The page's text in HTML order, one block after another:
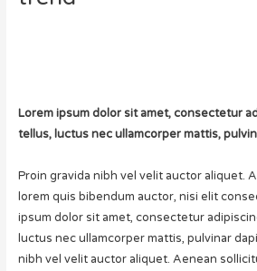
Lorem ipsum dolor sit amet, consectetur
tellus, luctus nec ullamcorper mattis,
Proin gravida nibh vel velit auctor aliquet.
lorem quis bibendum auctor, nisi elit
ipsum dolor sit amet, consectetur
luctus nec ullamcorper mattis, pulvinar
nibh vel velit auctor aliquet. Aenean